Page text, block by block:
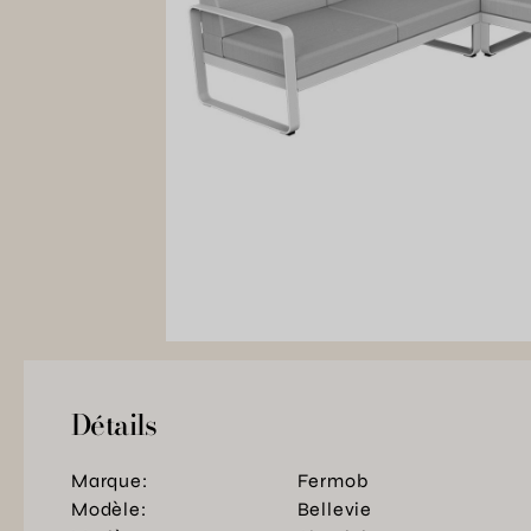
Détails
Marque:
Fermob
Modèle:
Bellevie